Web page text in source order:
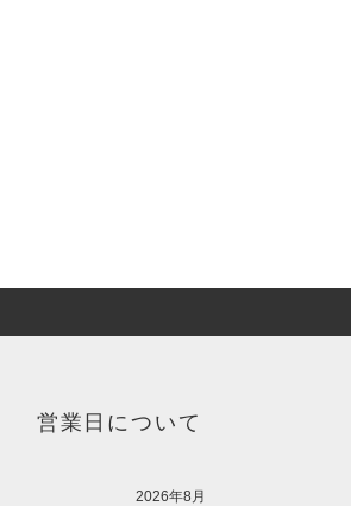
営業日について
2026年8月